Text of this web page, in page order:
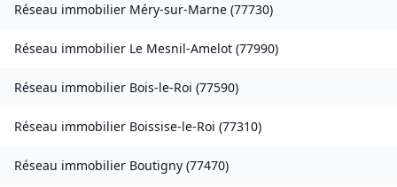
Réseau immobilier Méry-sur-Marne (77730)
Réseau immobilier Le Mesnil-Amelot (77990)
Réseau immobilier Bois-le-Roi (77590)
Réseau immobilier Boissise-le-Roi (77310)
Réseau immobilier Boutigny (77470)